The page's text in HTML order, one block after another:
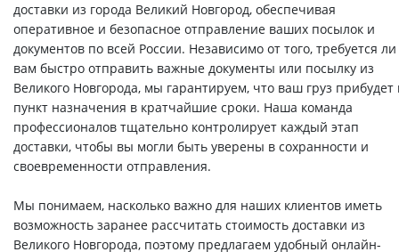
доставки из города Великий Новгород, обеспечивая
оперативное и безопасное отправление ваших посылок и
документов по всей России. Независимо от того, требуется ли
вам быстро отправить важные документы или посылку из
Великого Новгорода, мы гарантируем, что ваш груз прибудет
пункт назначения в кратчайшие сроки. Наша команда
профессионалов тщательно контролирует каждый этап
доставки, чтобы вы могли быть уверены в сохранности и
своевременности отправления.
Мы понимаем, насколько важно для наших клиентов иметь
возможность заранее рассчитать стоимость доставки из
Великого Новгорода, поэтому предлагаем удобный онлайн-